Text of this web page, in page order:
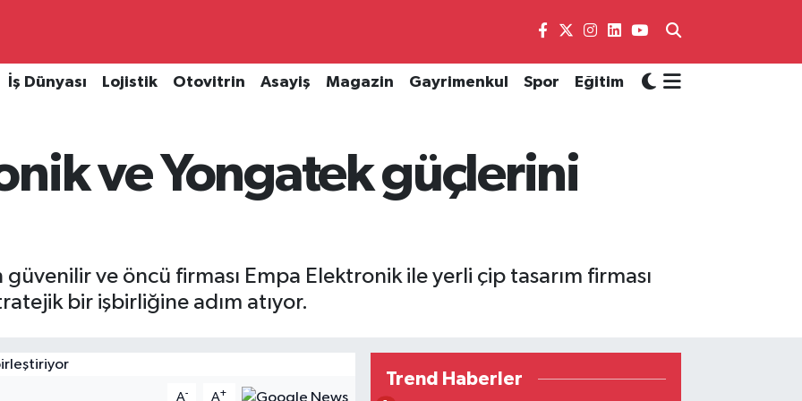
İş Dünyası Lojistik Otovitrin Asayiş Magazin Gayrimenkul Spor Eğitim
ve Yongatek güçlerini
ve öncü firması Empa Elektronik ile yerli çip tasarım firması
bir işbirliğine adım atıyor.
A- A+
Trend Haberler